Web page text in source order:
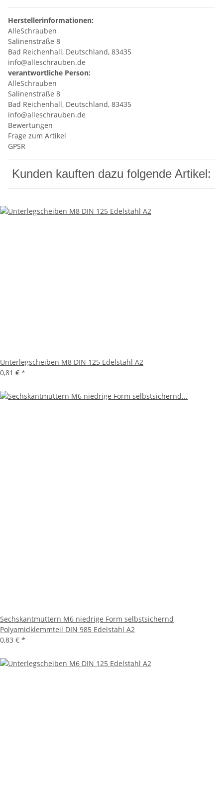
Herstellerinformationen:
AlleSchrauben
Salinenstraße 8
Bad Reichenhall, Deutschland, 83435
info@alleschrauben.de
verantwortliche Person:
AlleSchrauben
Salinenstraße 8
Bad Reichenhall, Deutschland, 83435
info@alleschrauben.de
Bewertungen
Frage zum Artikel
GPSR
Kunden kauften dazu folgende Artikel:
Unterlegscheiben M8 DIN 125 Edelstahl A2
0,81 € *
Sechskantmuttern M6 niedrige Form selbstsichernd
Polyamidklemmteil DIN 985 Edelstahl A2
0,83 € *